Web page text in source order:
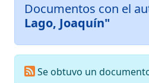
Documentos con el
Lago, Joaquín"
Se obtuvo un